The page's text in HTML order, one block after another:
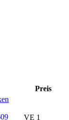
Preis
VE 1